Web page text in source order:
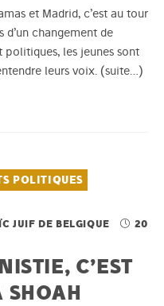
et Madrid, c’est au tour
d’un changement de
les jeunes sont
leurs voix. (suite…)
POLITIQUES
JUIF DE BELGIQUE
20
C’EST
SHOAH